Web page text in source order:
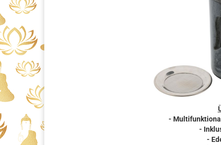
-
-
-